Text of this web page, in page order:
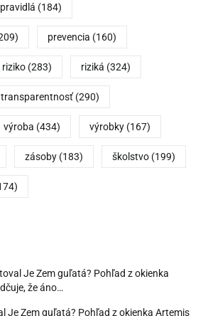
pravidlá (184)
prevencia (160)
riziko (283) riziká (324)
transparentnosť (290)
výroba (434) výrobky (167)
zásoby (183) školstvo (199)
Je Zem guľatá? Pohľad z okienka
že áno…
Je Zem guľatá? Pohľad z okienka Artemis